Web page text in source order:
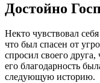
Достойно
Некто чувствовал
что был спасен от
спросил свое­го
его благодар­ность
следующую ис­торию.